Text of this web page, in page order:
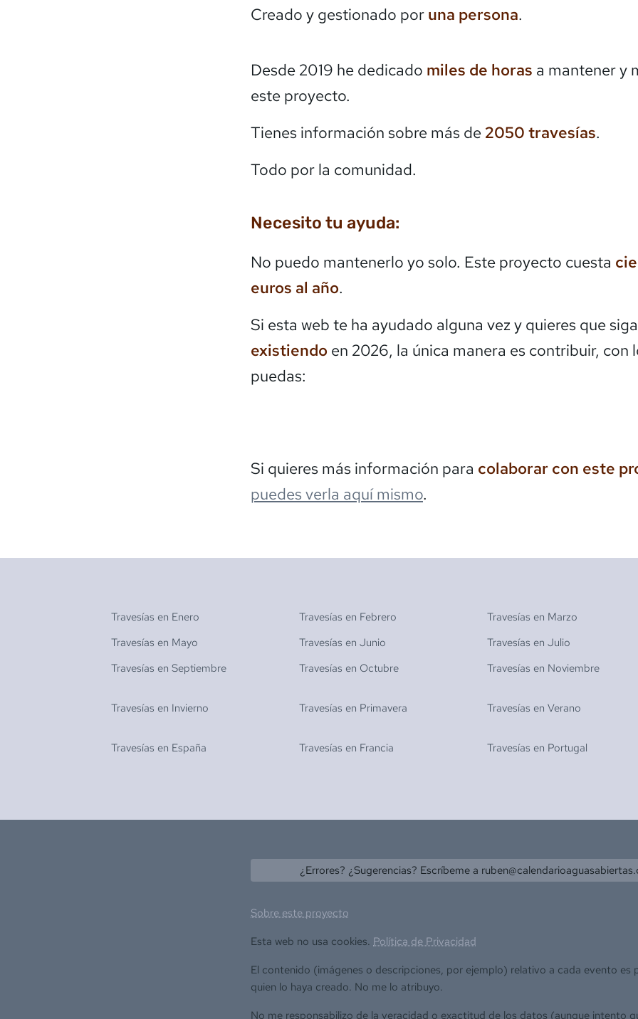
Creado y gestionado por una persona.
Desde 2019 he dedicado miles de horas a mantener y
este proyecto.
Tienes información sobre más de 2050 travesías.
Todo por la comunidad.
Necesito tu ayuda:
No puedo mantenerlo yo solo. Este proyecto cuesta
euros al año.
Si esta web te ha ayudado alguna vez y quieres que siga
existiendo en 2026, la única manera es contribuir, con
puedas:
Si quieres más información para colaborar con este
puedes verla aquí mismo.
Travesías en Enero Travesías en Febrero Travesías en Marzo
Travesías en Mayo Travesías en Junio Travesías en Julio
Travesías en Septiembre Travesías en Octubre Travesías en Noviembre
Travesías en Invierno Travesías en Primavera Travesías en Verano
Travesías en España Travesías en Francia Travesías en Portugal
¿Errores? ¿Sugerencias? Escríbeme a
Sobre este proyecto
Esta web no usa cookies. Política de Privacidad
El contenido (imágenes o descripciones, por ejemplo) relativo a cada evento es
quien lo haya creado. No me lo atribuyo.
No me responsabilizo de la veracidad o exactitud de los datos (aunque intento